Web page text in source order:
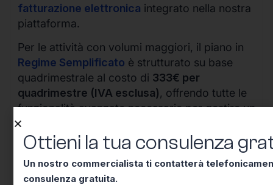
fatturazione elettronica integrato nella nostra
piattaforma.
Per le attività con volumi maggiori, il piano in
Regime Semplificato è strutturato su base
quadrimestrale al costo di 333€ per
quadrimestre (IVA esclusa), offrendo tutte le
funzionalità avanzate necessarie per gestire un
business in crescita.
Ottieni la tua consulenza
Un nostro commercialista ti contatterà
consulenza gratuita.